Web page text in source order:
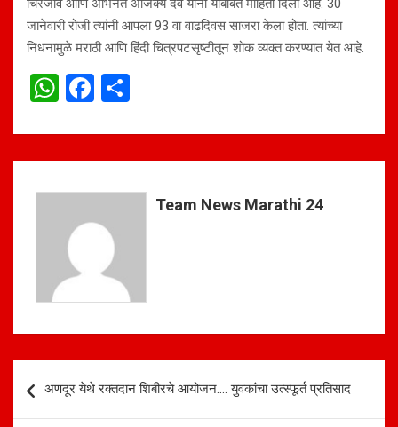
चिरंजीव आणि अभिनेते अजिंक्य देव यांनी याबाबत माहिती दिली आहे. 30
जानेवारी रोजी त्यांनी आपला 93 वा वाढदिवस साजरा केला होता. त्यांच्या
निधनामुळे मराठी आणि हिंदी चित्रपटसृष्टीतून शोक व्यक्त करण्यात येत आहे.
W
at
A
p
p
F
ce
o
o
k
ar
Team News Marathi 24
navigation
अणदूर येथे रक्तदान शिबीरचे आयोजन…. युवकांचा उत्स्फूर्त प्रतिसाद